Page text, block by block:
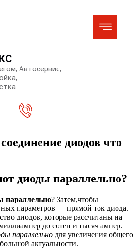
Автосервис,
диодов что
диоды параллельно?
параллельно? Затем,чтобы
параметров — прямой ток диода.
диодов, которые рассчитаны на
до сотен и тысяч ампер.
параллельно для увеличения общего
актуальности.